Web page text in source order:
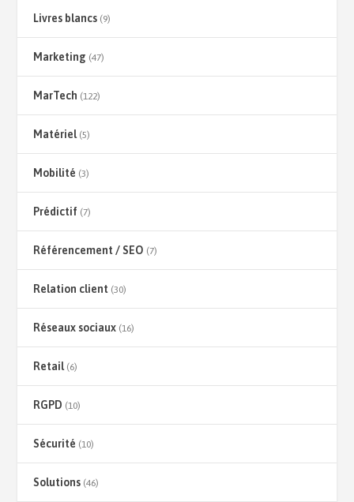
Livres blancs (9)
Marketing (47)
MarTech (122)
Matériel (5)
Mobilité (3)
Prédictif (7)
Référencement / SEO (7)
Relation client (30)
Réseaux sociaux (16)
Retail (6)
RGPD (10)
Sécurité (10)
Solutions (46)